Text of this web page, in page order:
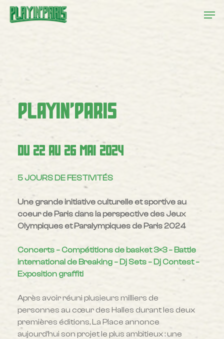
Skip
PLAYIN'PARIS
DU 22 AU 26 MAI 2024
5 JOURS DE FESTIVITÉS
Une grande initiative culturelle et sportive au
coeur de Paris dans la perspective des Jeux
Olympiques et Paralympiques de Paris 2024
Concerts – Compétitions de basket 3×3 – Battle
international de Breaking – Dj Sets – Dj Contest –
Exposition graffiti
Après avoir réuni plusieurs milliers de
personnes au cœur des Halles durant les deux
premières éditions, La Place annonce
aujourd’hui son projet le plus ambitieux : une